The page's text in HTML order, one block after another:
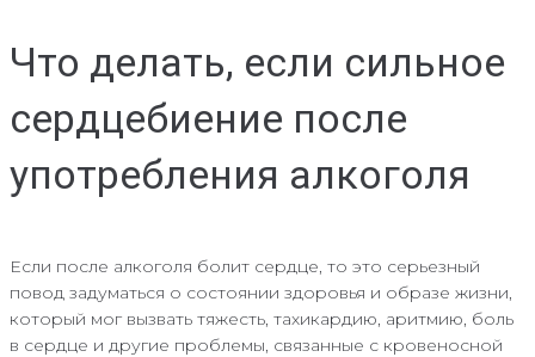
Что делать, если сильное
сердцебиение после
употребления алкоголя
Если после алкоголя болит сердце, то это серьезный
повод задуматься о состоянии здоровья и образе жизни,
который мог вызвать тяжесть, тахикардию, аритмию, боль
в сердце и другие проблемы, связанные с кровеносной